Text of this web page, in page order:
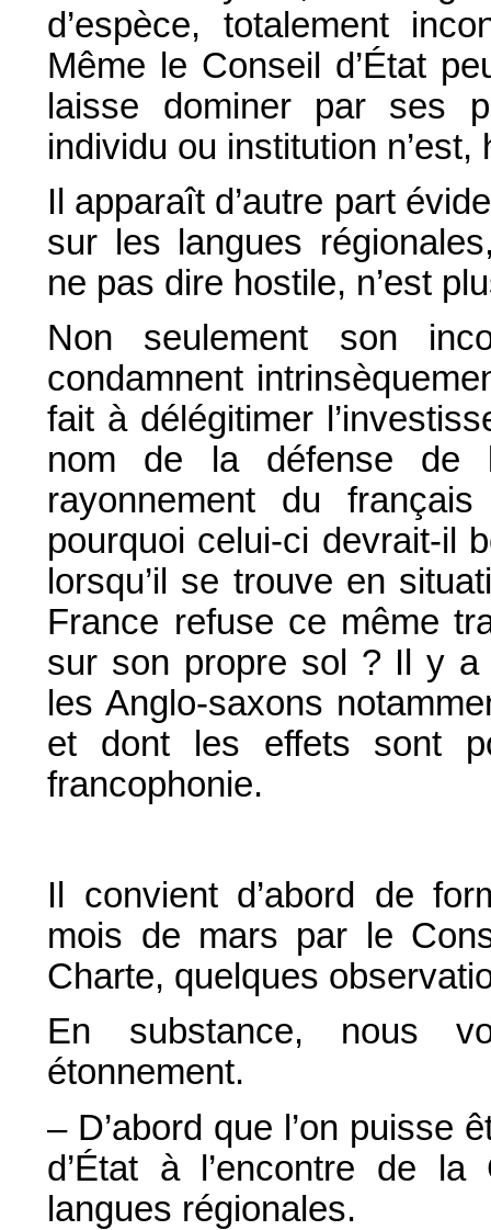
d’espèce, totalement
Même le Conseil d’État
laisse dominer par ses
individu ou institution
Il apparaît d’autre part
sur les langues
ne pas dire hostile, n’est
Non seulement son
condamnent
fait à délégitimer
nom de la défense de
rayonnement du
pourquoi celui-ci devrait-il
lorsqu’il se trouve en
France refuse ce même
sur son propre sol ? Il y a
les Anglo-saxons
et dont les effets sont
francophonie.
Il convient d’abord de
mois de mars par le
Charte, quelques
En substance, nous
étonnement.
– D’abord que l’on puisse
d’État à l’encontre de
langues régionales.